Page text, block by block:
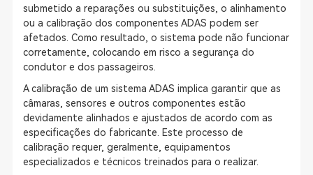
submetido a reparações ou substituições, o alinhamento
ou a calibração dos componentes ADAS podem ser
afetados. Como resultado, o sistema pode não funcionar
corretamente, colocando em risco a segurança do
condutor e dos passageiros.
A calibração de um sistema ADAS implica garantir que as
câmaras, sensores e outros componentes estão
devidamente alinhados e ajustados de acordo com as
especificações do fabricante. Este processo de
calibração requer, geralmente, equipamentos
especializados e técnicos treinados para o realizar.